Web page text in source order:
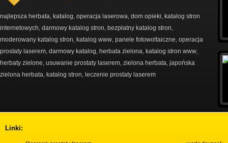
najlepsza herbata katalog operacja laserowa dom opieki
katalog stron
internetowych darmowy katalog stron bezpłatny katalog stron
moderowany katalog stron katalog www panele fotowoltaiczne operacja
prostaty laserem darmowy katalog herbata zielona katalog stron www
herbaty zielone usuwanie prostaty laserem zielona herbata japońska
zielona herbata katalog stron leczenie prostaty laserem
Linki: